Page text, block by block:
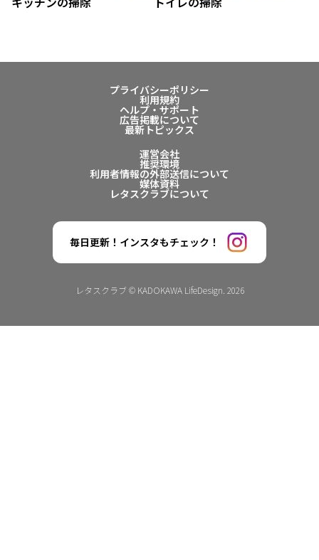
プライバシーポリシー
利用規約
ヘルプ・サポート
広告掲載について
最新トピックス
運営会社
推奨環境
利用者情報の外部送信について
媒体資料
レタスクラブについて
毎日更新！インスタもチェック！
レタスクラブ © KADOKAWA LifeDesign. 2026